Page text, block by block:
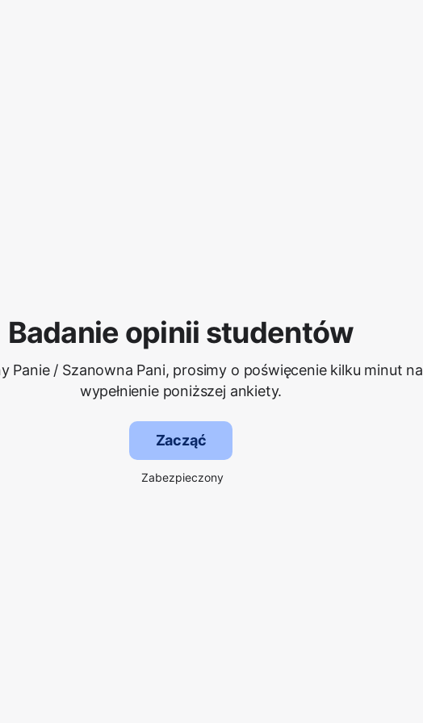
Badanie opinii studentów
Panie / Szanowna Pani, prosimy o poświęcenie kilku minut na
wypełnienie poniższej ankiety.
Zacząć
Zabezpieczony